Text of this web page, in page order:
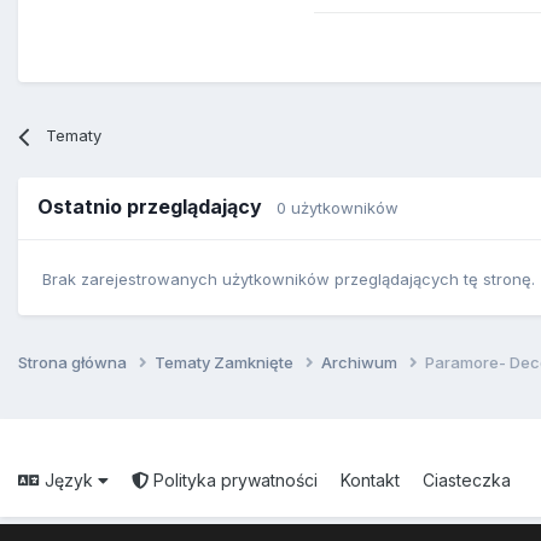
Tematy
Ostatnio przeglądający 0 użytkowników
Brak zarejestrowanych użytkowników przeglądających tę stronę.
Strona główna Tematy Zamknięte Archiwum Paramore-
Język Polityka prywatności Kontakt Ciasteczka